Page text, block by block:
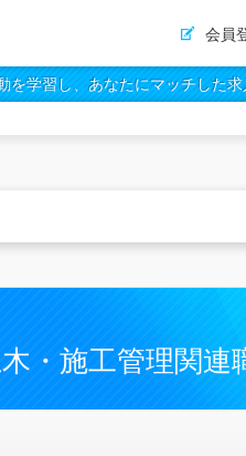
会員
を学習し、あなたにマッチした求
・施工管理関連